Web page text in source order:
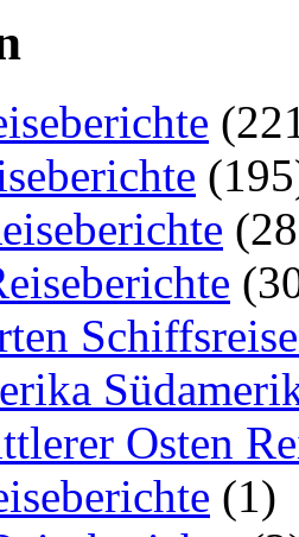
Osten
(1)